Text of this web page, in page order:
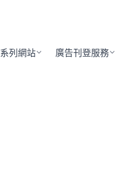
系列網站 廣告刊登服務